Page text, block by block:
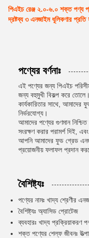
পিএইচ রেঞ্জ ২.০-৬.০ শক্ত পণ্য
দ্রষ্টব্য ৩ এনজাইম ধূলিকণার প্রতি
পণ্যের বর্ণনাঃ
এই পণ্যের জন্য পিএইচ
জন্য বহুমুখী বিকল্প করে
কার্যকারিতার সাথে,
নির্ভরযোগ্য।
আমাদের পণ্যের গুণমান
সংরক্ষণ করার পরামর্শ দিই,
আপনি আমাদের ফুড গ্রেড
প্রয়োজনীয় ফলাফল প্রদান
বৈশিষ্ট্যঃ
পণ্যের নামঃ খাদ্য শ্রেণীর
বৈশিষ্ট্যঃ অ্যাসিড প্রোটেজ
ব্যবহারঃ খাদ্য প্রক্রিয়াকরণ
শক্ত পণ্যের শেল্ফ জীবনঃ